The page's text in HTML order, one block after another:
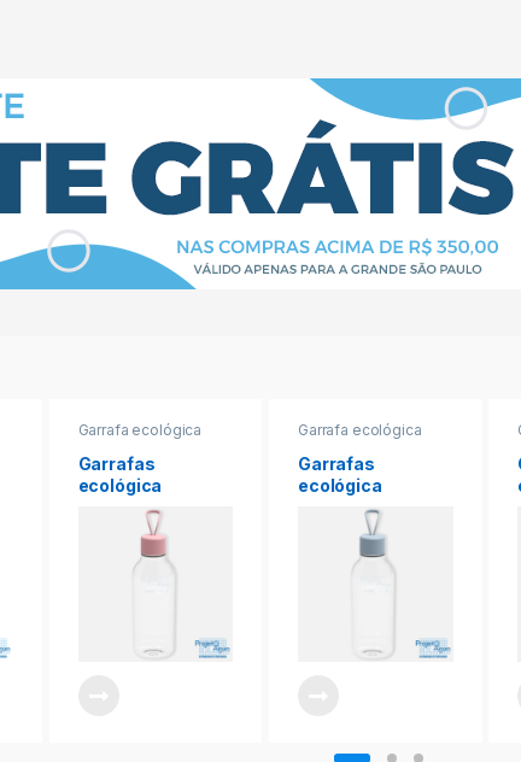
Garrafa ecológica
Garrafas
ecológica
Plástico virgem –
Rosa 700ml
Garrafa ecológica
Garrafas
ecológica
Plástico virgem –
Azul 700ml